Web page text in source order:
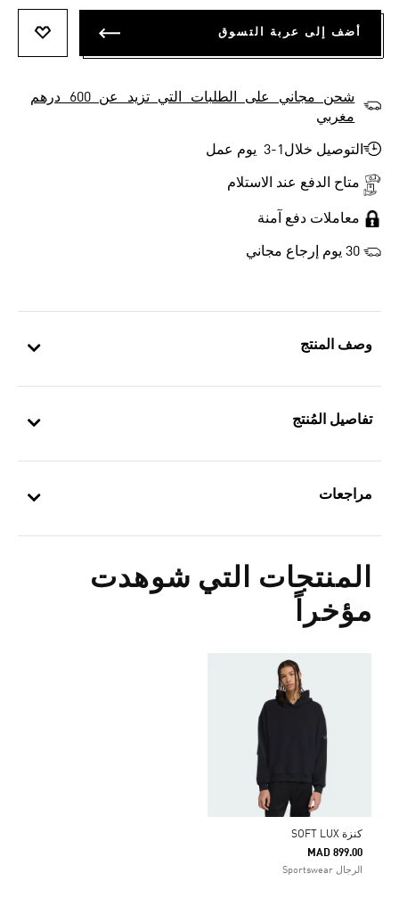
وصف المنتج
تفاصيل المُنتج
مراجعات
المنتجات التي شوهدت
مؤخراً
كنزة SOFT LUX
MAD 899.00
الرجال Sportswear
أضف إلى عربة التسوق
شحن مجاني على الطلبات التي تزيد عن 600 درهم
مغربي
التوصيل خلال1-3 يوم عمل
متاح الدفع عند الاستلام
معاملات دفع آمنة